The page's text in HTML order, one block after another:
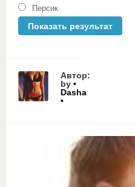
Персик
Автор:
by •
Dasha
•